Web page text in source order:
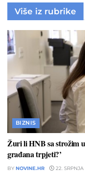
Više iz rubrike
BIZNIS
Žuri li HNB sa strožim
građana trpjeti?’
BY NOVINE.HR 22.